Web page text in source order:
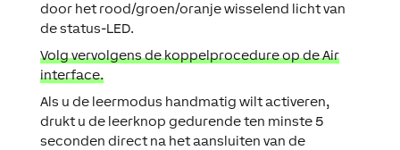
door het rood/groen/oranje wisselend licht van
de status-LED.
Volg vervolgens de koppelprocedure op de Air
interface.
Als u de leermodus handmatig wilt activeren,
drukt u de leerknop gedurende ten minste 5
seconden direct na het aansluiten van de